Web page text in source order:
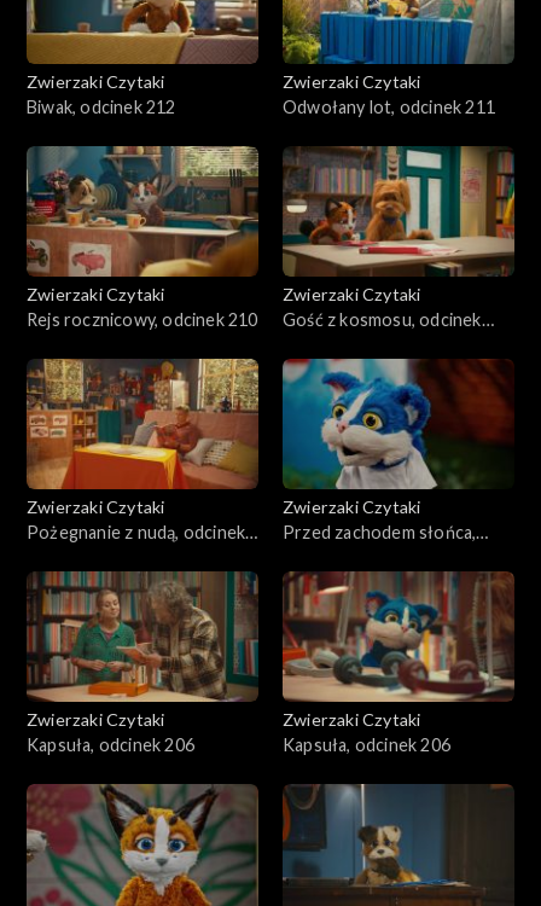
Zwierzaki Czytaki
Biwak, odcinek 212
Zwierzaki Czytaki
Odwołany lot, odcinek 211
Zwierzaki Czytaki
Rejs rocznicowy, odcinek 210
Zwierzaki Czytaki
Gość z kosmosu, odcinek
Zwierzaki Czytaki
Pożegnanie z nudą, odcinek
Zwierzaki Czytaki
Przed zachodem słońca,
Zwierzaki Czytaki
Kapsuła, odcinek 206
Zwierzaki Czytaki
Kapsuła, odcinek 206